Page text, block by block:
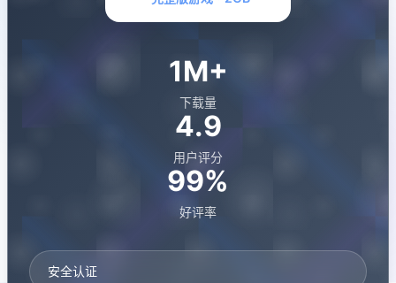
1M+
下载量
4.9
用户评分
99%
好评率
安全认证